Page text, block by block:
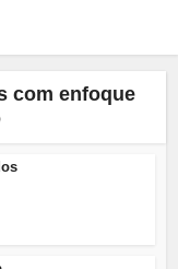
com enfoque